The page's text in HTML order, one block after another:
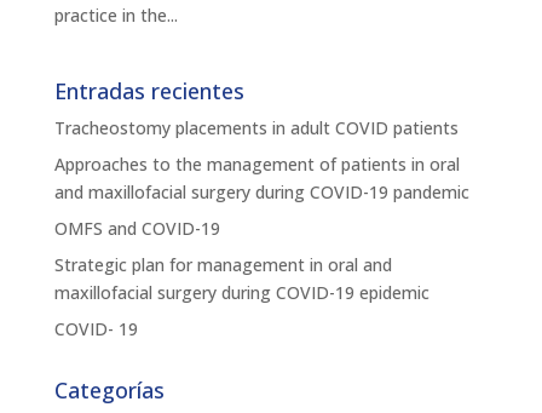
practice in the...
Entradas recientes
Tracheostomy placements in adult COVID patients
Approaches to the management of patients in oral
and maxillofacial surgery during COVID-19 pandemic
OMFS and COVID-19
Strategic plan for management in oral and
maxillofacial surgery during COVID-19 epidemic
COVID- 19
Categorías